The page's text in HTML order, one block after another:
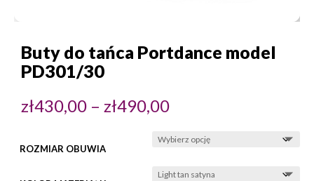
Buty do tańca Portdance model
PD301/30
zł430,00 – zł490,00Zakres
cen:
do
zł490,00
ROZMIAR OBUWIA